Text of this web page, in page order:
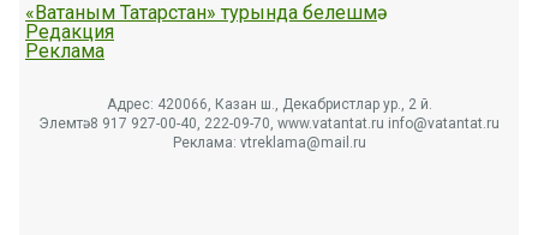
«Ватаным Татарстан» турында белешмә
Редакция
Реклама
Адрес: 420066, Казан ш., Декабристлар ур., 2 й.
Элемтә: 8 917 927-00-40, 222-09-70, www.vatantat.ru info@vatantat.ru
Реклама: vtreklama@mail.ru